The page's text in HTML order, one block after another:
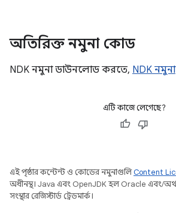
অতিরিক্ত নমুনা কোড
NDK নমুনা ডাউনলোড করতে, NDK নমুনা
এটি কাজে লেগেছে?
এই পৃষ্ঠার কন্টেন্ট ও কোডের নমুনাগুলিContent
অধীনস্থ। Java এবং OpenJDK হল Oracle এবং/
সংস্থার রেজিস্টার্ড ট্রেডমার্ক।